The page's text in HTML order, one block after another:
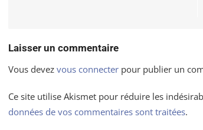
Laisser un commentaire
Vous devez vous connecter pour publier un
Ce site utilise Akismet pour réduire les
données de vos commentaires sont traitées.